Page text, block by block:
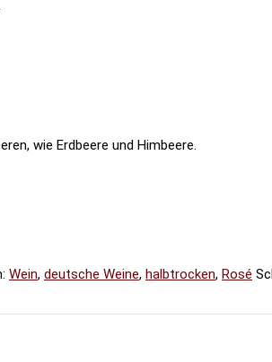
wie Erdbeere und Himbeere.
Wein, deutsche Weine, halbtrocken, Rosé